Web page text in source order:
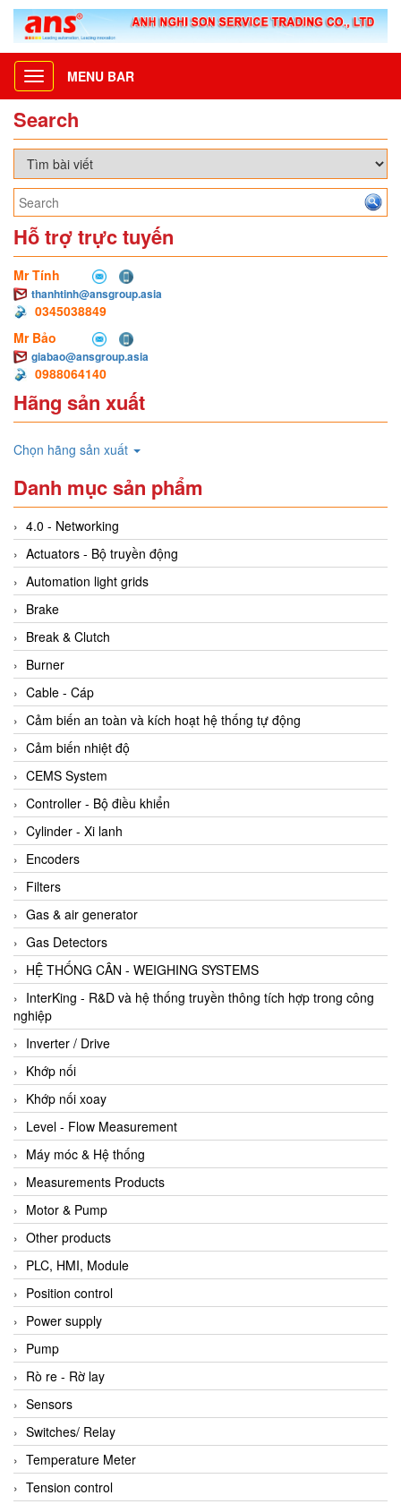
Toggle
navigation
MENU BAR
Search
Hỗ trợ trực tuyến
Mr Tính
thanhtinh@ansgroup.asia
0345038849
Mr Bảo
giabao@ansgroup.asia
0988064140
Hãng sản xuất
Chọn hãng sản xuất
Danh mục sản phẩm
4.0 - Networking
Actuators - Bộ truyền động
Automation light grids
Brake
Break & Clutch
Burner
Cable - Cáp
Cảm biến an toàn và kích hoạt hệ thống tự động
Cảm biến nhiệt độ
CEMS System
Controller - Bộ điều khiển
Cylinder - Xi lanh
Encoders
Filters
Gas & air generator
Gas Detectors
HỆ THỐNG CÂN - WEIGHING SYSTEMS
InterKing - R&D và hệ thống truyền thông tích hợp trong công
nghiệp
Inverter / Drive
Khớp nối
Khớp nối xoay
Level - Flow Measurement
Máy móc & Hệ thống
Measurements Products
Motor & Pump
Other products
PLC, HMI, Module
Position control
Power supply
Pump
Rò re - Rờ lay
Sensors
Switches/ Relay
Temperature Meter
Tension control